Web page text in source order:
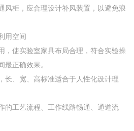
风柜，应合理设计补风装置，以避免浪
用空间
，使实验室家具布局合理，符合实验操
最正确效果。
长、宽、高标准适合于人性化设计理
的工艺流程、工作线路畅通、通道流